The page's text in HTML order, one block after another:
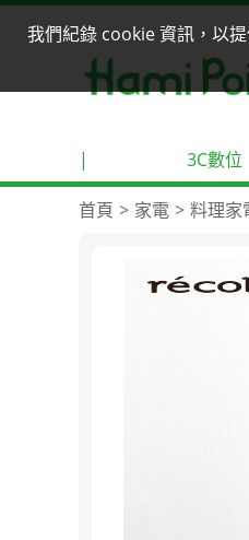
我們紀錄 cookie 資訊，以
| 3C數位
首頁 家電 料理家